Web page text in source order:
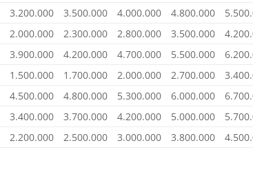
3.200.000 3.500.000 4.000.000 4.800.000
2.000.000 2.300.000 2.800.000 3.500.000
3.900.000 4.200.000 4.700.000 5.500.000
1.500.000 1.700.000 2.000.000 2.700.000
4.500.000 4.800.000 5.300.000 6.000.000
3.400.000 3.700.000 4.200.000 5.000.000
2.200.000 2.500.000 3.000.000 3.800.000